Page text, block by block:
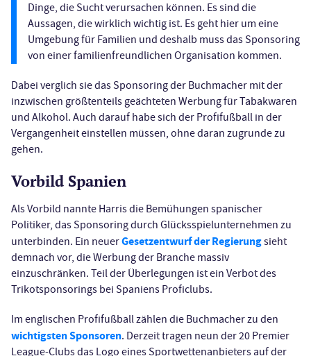
Dinge, die Sucht verursachen können. Es sind die
Aussagen, die wirklich wichtig ist. Es geht hier um eine
Umgebung für Familien und deshalb muss das Sponsoring
von einer familienfreundlichen Organisation kommen.
Dabei verglich sie das Sponsoring der Buchmacher mit der
inzwischen größtenteils geächteten Werbung für Tabakwaren
und Alkohol. Auch darauf habe sich der Profifußball in der
Vergangenheit einstellen müssen, ohne daran zugrunde zu
gehen.
Vorbild Spanien
Als Vorbild nannte Harris die Bemühungen spanischer
Politiker, das Sponsoring durch Glücksspielunternehmen zu
unterbinden. Ein neuerGesetzentwurf der Regierungsieht
demnach vor, die Werbung der Branche massiv
einzuschränken. Teil der Überlegungen ist ein Verbot des
Trikotsponsorings bei Spaniens Proficlubs.
Im englischen Profifußball zählen die Buchmacher zu den
wichtigsten Sponsoren. Derzeit tragen neun der 20 Premier
League-Clubs das Logo eines Sportwettenanbieters auf der